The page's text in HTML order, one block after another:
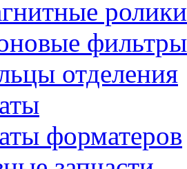
ролики
фильтры
отделения
форматеров